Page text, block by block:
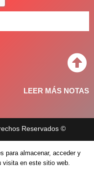
LEER MÁS NOTAS
Reservados ©
para almacenar, acceder y
visita en este sitio web.